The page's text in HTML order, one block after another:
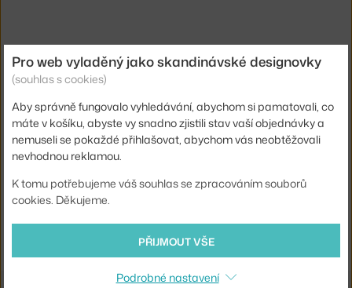
POLICE KORPUS S, PINK
HAY
Ste zo Slovenska? Prejdite naNástenné police
Shopping from the EU? Switch to
Pro web vyladěný jako skandinávské designovky
(souhlas s cookies)
Aby správně fungovalo vyhledávání, abychom si pamatovali, co
máte v košíku, abyste vy snadno zjistili stav vaší objednávky a
nemuseli se pokaždé přihlašovat, abychom vás neobtěžovali
nevhodnou reklamou.
K tomu potřebujeme váš souhlas se zpracováním souborů
cookies. Děkujeme.
PŘIJMOUT VŠE
Podrobné nastavení